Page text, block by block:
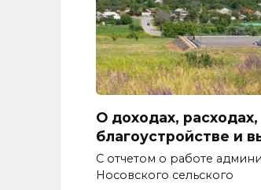
О доходах, расходах,
благоустройстве и
С отчетом о работе
Носовского сельского